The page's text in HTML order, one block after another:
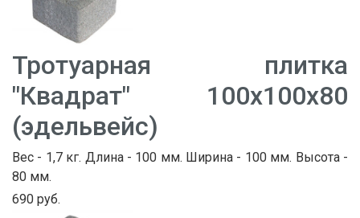
Тротуарная плитка
"Квадрат" 100х100х80
(эдельвейс)
Вес - 1,7 кг. Длина - 100 мм. Ширина - 100 мм. Высота -
80 мм.
690 руб.